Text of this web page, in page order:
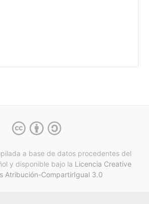
a base de datos procedentes del
y disponible bajo la Licencia Creative
Atribución-CompartirIgual 3.0